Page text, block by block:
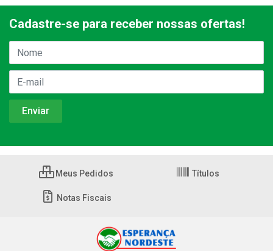
Cadastre-se para receber nossas ofertas!
Meus Pedidos Títulos
Notas Fiscais